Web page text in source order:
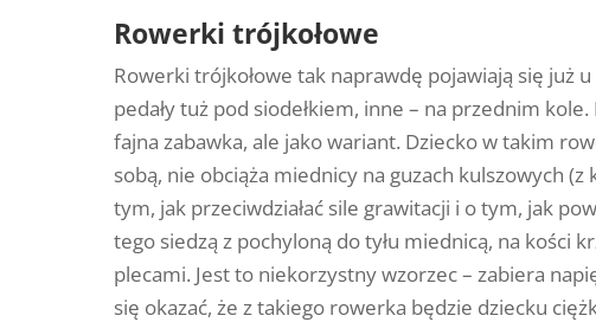
Rowerki trójkołowe
Rowerki trójkołowe tak naprawdę pojawiają się już
pedały tuż pod siodełkiem, inne – na przednim
fajna zabawka, ale jako wariant. Dziecko w takim
sobą, nie obciąża miednicy na guzach kulszowych (z
tym, jak przeciwdziałać sile grawitacji i o tym, jak
tego siedzą z pochyloną do tyłu miednicą, na kości
plecami. Jest to niekorzystny wzorzec – zabiera
się okazać, że z takiego rowerka będzie dziecku